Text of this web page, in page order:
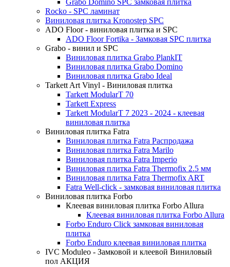
Rocko - SPC ламинат
Виниловая плитка Kronostep SPC
ADO Floor - виниловая плитка и SPC
ADO Floor Fortika - Замковая SPC плитка
Grabo - винил и SPC
Виниловая плитка Grabo PlankIT
Виниловая плитка Grabo Domino
Виниловая плитка Grabo Ideal
Tarkett Art Vinyl - Виниловая плитка
Tarkett ModularT 70
Tarkett Express
Tarkett ModularT 7 2023 - 2024 - клеевая
виниловая плитка
Виниловая плитка Fatra
Виниловая плитка Fatra Распродажа
Виниловая плитка Fatra Marilo
Виниловая плитка Fatra Imperio
Виниловая плитка Fatra Thermofix 2.5 мм
Виниловая плитка Fatra Thermofix ART
Fatra Well-click - замковая виниловая плитка
Виниловая плитка Forbo
Клеевая виниловая плитка Forbo Allura
Клеевая виниловая плитка Forbo Allura
Forbo Enduro Click замковая виниловая
плитка
Forbo Enduro клеевая виниловая плитка
IVC Moduleo - Замковой и клеевой Виниловый
пол АКЦИЯ